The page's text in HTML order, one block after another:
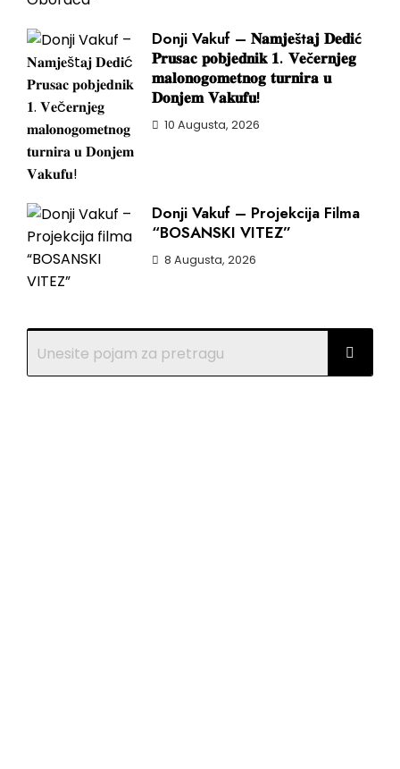
Donji Vakuf – 𝐍𝐚𝐦𝐣𝐞št𝐚𝐣 𝐃𝐞𝐝𝐢ć
𝐏𝐫𝐮𝐬𝐚𝐜 𝐩𝐨𝐛𝐣𝐞𝐝𝐧𝐢𝐤 𝟏. 𝐕𝐞č𝐞𝐫𝐧𝐣𝐞𝐠
𝐦𝐚𝐥𝐨𝐧𝐨𝐠𝐨𝐦𝐞𝐭𝐧𝐨𝐠 𝐭𝐮𝐫𝐧𝐢𝐫𝐚 𝐮
𝐃𝐨𝐧𝐣𝐞𝐦 𝐕𝐚𝐤𝐮𝐟𝐮!
10 Augusta, 2026
Donji Vakuf – Projekcija Filma
“BOSANSKI VITEZ”
8 Augusta, 2026